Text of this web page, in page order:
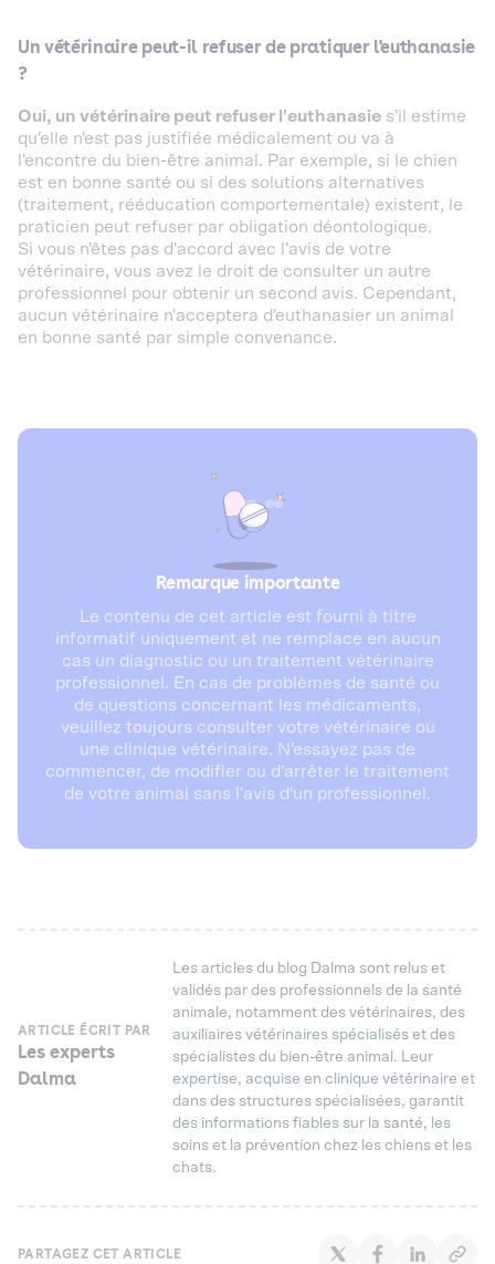
Un vétérinaire peut-il refuser de pratiquer l'euthanasie
?
Oui, un vétérinaire peut refuser l'euthanasie s'il estime
qu'elle n'est pas justifiée médicalement ou va à
l'encontre du bien-être animal. Par exemple, si le chien
est en bonne santé ou si des solutions alternatives
(traitement, rééducation comportementale) existent, le
praticien peut refuser par obligation déontologique.
Si vous n'êtes pas d'accord avec l'avis de votre
vétérinaire, vous avez le droit de consulter un autre
professionnel pour obtenir un second avis. Cependant,
aucun vétérinaire n'acceptera d'euthanasier un animal
en bonne santé par simple convenance.
Remarque importante
Le contenu de cet article est fourni à titre
informatif uniquement et ne remplace en aucun
cas un diagnostic ou un traitement vétérinaire
professionnel. En cas de problèmes de santé ou
de questions concernant les médicaments,
veuillez toujours consulter votre vétérinaire ou
une clinique vétérinaire. N'essayez pas de
commencer, de modifier ou d'arrêter le traitement
de votre animal sans l'avis d'un professionnel.
ARTICLE ÉCRIT PAR
Les experts
Dalma
Les articles du blog Dalma sont relus et
validés par des professionnels de la santé
animale, notamment des vétérinaires, des
auxiliaires vétérinaires spécialisés et des
spécialistes du bien-être animal. Leur
expertise, acquise en clinique vétérinaire et
dans des structures spécialisées, garantit
des informations fiables sur la santé, les
soins et la prévention chez les chiens et les
chats.
PARTAGEZ CET ARTICLE